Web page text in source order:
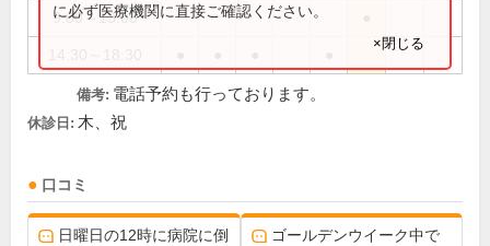
9:00～13:00
に必ず医療機関に直接ご確認ください。
×閉じる
備考: 電話予約も行っております。
休診日: 木、祝
口コミ
日曜日の12時に病院に倒
ゴールデンウイーク中で